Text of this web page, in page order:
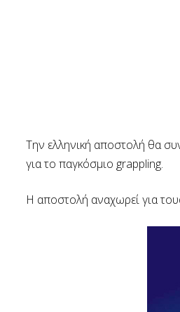
Την ελληνική αποστολή θα
για το παγκόσμιο grappling.
Η αποστολή αναχωρεί για